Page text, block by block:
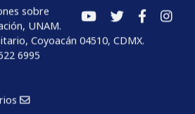
sobre
UNAM.
Coyoacán 04510, CDMX.
6995